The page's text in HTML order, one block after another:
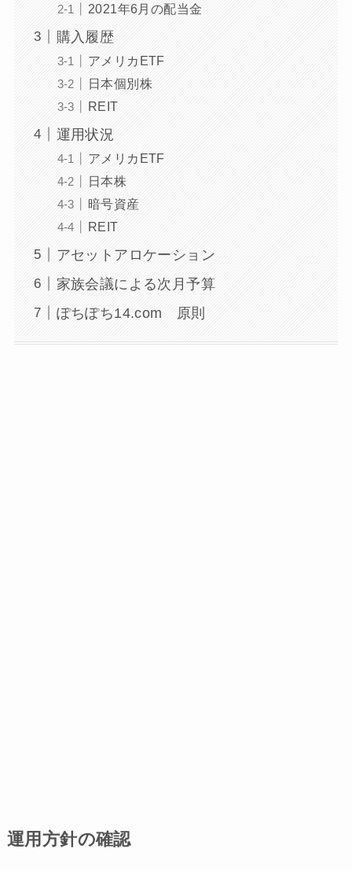
2021年6月の配当金
購入履歴
アメリカETF
日本個別株
REIT
運用状況
アメリカETF
日本株
暗号資産
REIT
アセットアロケーション
家族会議による次月予算
ぽちぽち14.com 原則
運用方針の確認